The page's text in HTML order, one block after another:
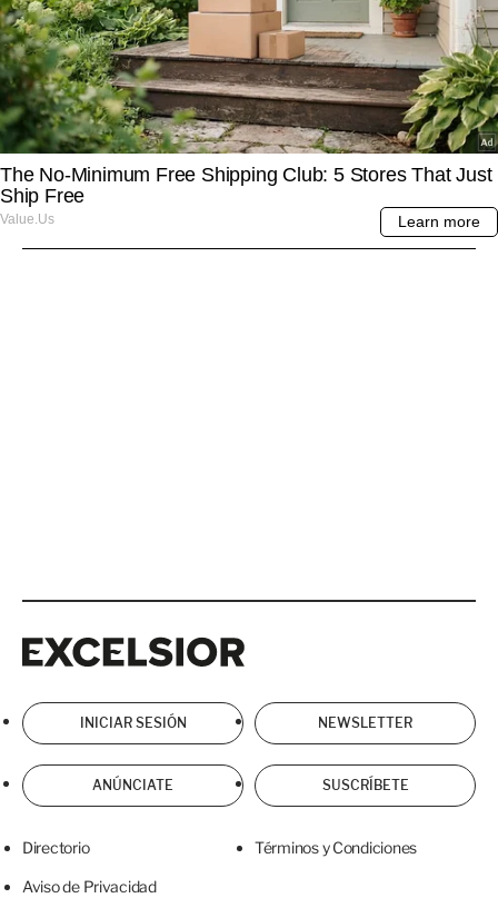
INICIAR SESIÓN NEWSLETTER
ANÚNCIATE SUSCRÍBETE
Directorio Términos y Condiciones
Aviso de Privacidad